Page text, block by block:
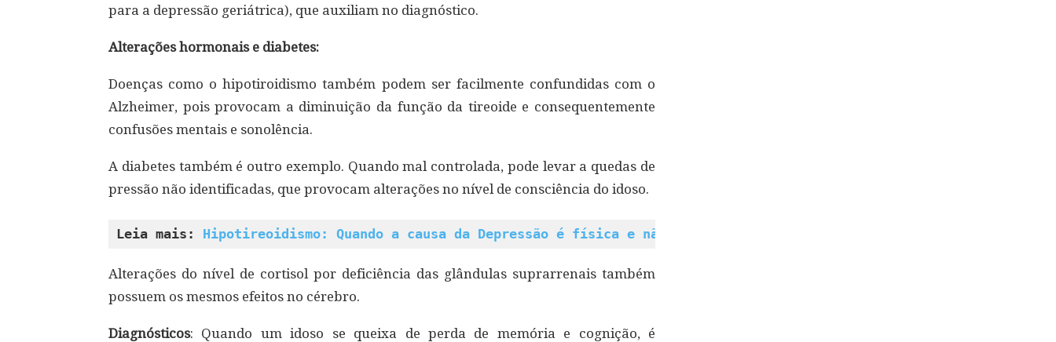
para a depressão geriátrica), que auxiliam no diagnóstico.
Alterações hormonais e diabetes:
Doenças como o hipotiroidismo também podem ser facilmente confundidas com o
Alzheimer, pois provocam a diminuição da função da tireoide e consequentemente
confusões mentais e sonolência.
A diabetes também é outro exemplo. Quando mal controlada, pode levar a quedas de
pressão não identificadas, que provocam alterações no nível de consciência do idoso.
Leia mais: Hipotireoidismo: Quando a causa da Depressão é física e não psicológica
Alterações do nível de cortisol por deficiência das glândulas suprarrenais também
possuem os mesmos efeitos no cérebro.
Diagnósticos: Quando um idoso se queixa de perda de memória e cognição, é